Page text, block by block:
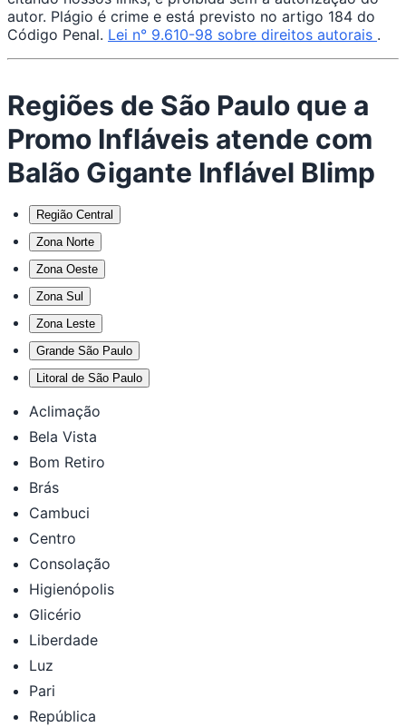
autor. Plágio é crime e está previsto no artigo 184 do
Código Penal. Lei n° 9.610-98 sobre direitos autorais .
Regiões de São Paulo que a
Promo Infláveis atende com
Balão Gigante Inflável Blimp
Região Central
Zona Norte
Zona Oeste
Zona Sul
Zona Leste
Grande São Paulo
Litoral de São Paulo
Aclimação
Bela Vista
Bom Retiro
Brás
Cambuci
Centro
Consolação
Higienópolis
Glicério
Liberdade
Luz
Pari
República